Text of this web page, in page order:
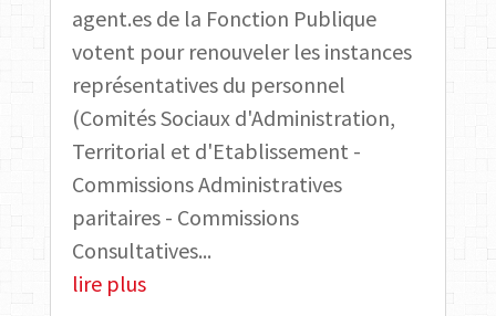
agent.es de la Fonction Publique
votent pour renouveler les instances
représentatives du personnel
(Comités Sociaux d'Administration,
Territorial et d'Etablissement -
Commissions Administratives
paritaires - Commissions
Consultatives...
lire plus